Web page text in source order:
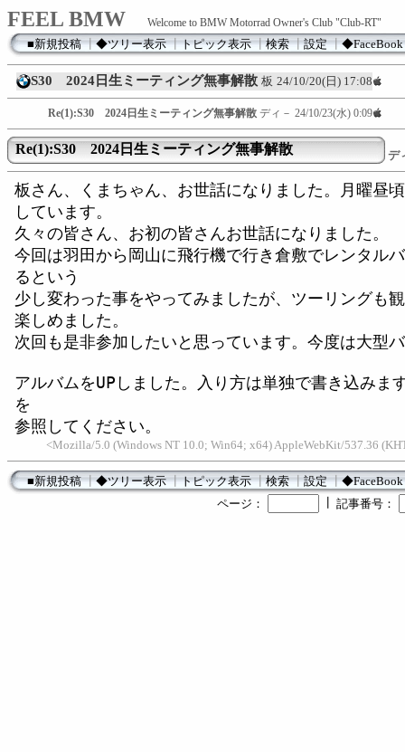
FEEL BMW Welcome to BMW Motorrad Owner's Club "Club-RT"
■新規投稿┃◆ツリー表示┃トピック表示┃検索┃設定┃◆FaceBook
S30 2024日生ミーティング無事解散 板 24/10/20(日) 17:08
Re(1):S30 2024日生ミーティング無事解散 ディ－ 24/10/23(水) 0:09
Re(1):S30 2024日生ミーティング無事解散 デ
板さん、くまちゃん、お世話になりました。月曜昼
しています。
久々の皆さん、お初の皆さんお世話になりました。
今回は羽田から岡山に飛行機で行き倉敷でレンタル
るという
少し変わった事をやってみましたが、ツーリングも
楽しめました。
次回も是非参加したいと思っています。今度は大型
アルバムをUPしました。入り方は単独で書き込みま
を
参照してください。
<Mozilla/5.0 (Windows NT 10.0; Win64; x64) AppleWebKit/537.36
■新規投稿┃◆ツリー表示┃トピック表示┃検索┃設定┃◆FaceBook
ページ：
記事番号：